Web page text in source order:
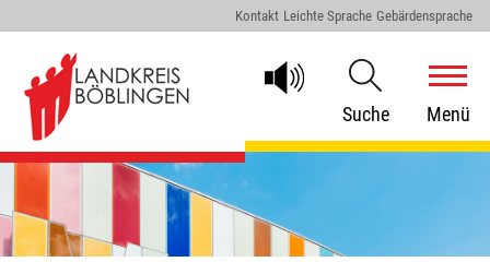
Kontakt Leichte Sprache Gebärdensprache
Suche Menü